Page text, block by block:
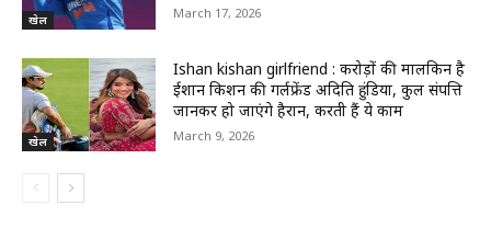
खेल March 17, 2026
खेल
Ishan kishan girlfriend : करोड़ों की मालकिन है
ईशान किशन की गर्लफ्रेंड अदिति हुंडिया, कुल संपत्ति
जानकर हो जाएंगे हैरान, करती हैं ये काम
March 9, 2026